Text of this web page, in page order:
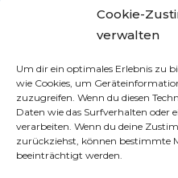
Cookie-
verwalten
Um dir ein optimales Erlebnis zu
wie Cookies, um
zuzugreifen. Wenn du diesen
Daten wie das Surfverhalten oder
verarbeiten. Wenn du deine
zurückziehst, können bestimmte
beeinträchtigt werden.